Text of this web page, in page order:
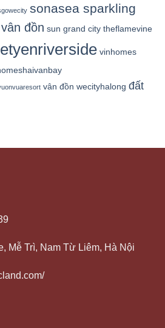
sonasea sparkling
đồn sun grand city theflamevine
vinhomes
vân đồn wecityhalong đất
Mễ Trì, Nam Từ Liêm, Hà Nội